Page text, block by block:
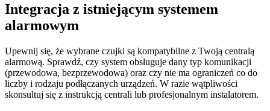
Integracja z istniejącym systemem
alarmowym
Upewnij się, że wybrane czujki są kompatybilne z Twoją centralą
alarmową. Sprawdź, czy system obsługuje dany typ komunikacji
(przewodowa, bezprzewodowa) oraz czy nie ma ograniczeń co do
liczby i rodzaju podłączanych urządzeń. W razie wątpliwości
skonsultuj się z instrukcją centrali lub profesjonalnym instalatorem.